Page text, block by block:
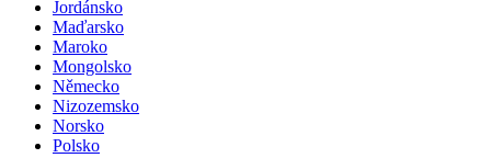
Jordánsko
Maďarsko
Maroko
Mongolsko
Německo
Nizozemsko
Norsko
Polsko